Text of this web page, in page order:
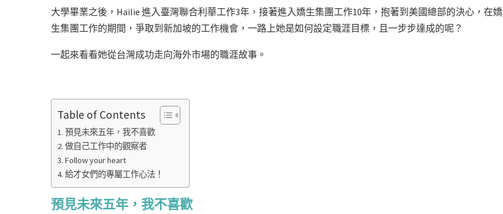
大學畢業之後，Hailie 進入臺灣聯合利華工作3年，接著進入嬌生集團工作10年，抱著到美國總部的決心，在嬌
生集團工作的期間，爭取到新加坡的工作機會 ，一路上她是如何設定職涯目標，且一步步達成的呢？
一起來看看她從台灣成功走向海外市場的職涯故事。
Table of Contents
預見未來五年，我不喜歡
做自己工作中的觀察者
Follow your heart
給才女們的專屬工作心法！
預見未來五年，我不喜歡